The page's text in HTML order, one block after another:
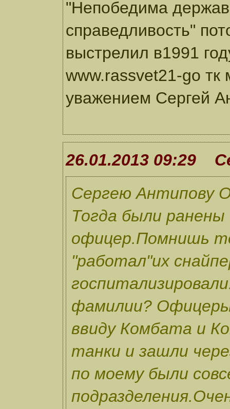
"Непобедима
справедливость"
выстрелил в1991
www.rassvet21-go
уважением Сергей
26.01.2013 09:29
Сергею Антипову
Тогда были
офицер.Помнишь
"работал"их
фамилии?
ввиду Комбата и
танки и зашли
по моему были